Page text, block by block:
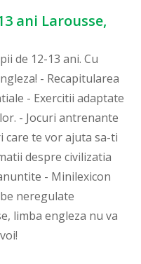
ani Larousse,
de 12-13 ani. Cu
- Recapitularea
- Exercitii adaptate
- Jocuri antrenante
care te vor ajuta sa-ti
despre civilizatia
- Minilexicon
neregulate
limba engleza nu va